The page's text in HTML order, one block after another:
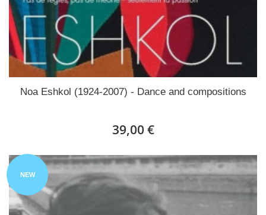
Noa Eshkol (1924-2007) - Dance and compositions
39,00 €
NEW